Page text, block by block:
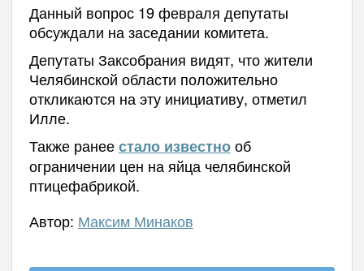
Данный вопрос 19 февраля депутаты
обсуждали на заседании комитета.
Депутаты Заксобрания видят, что жители
Челябинской области положительно
откликаются на эту инициативу, отметил
Илле.
Также ранеестало известнооб
ограничении цен на яйца челябинской
птицефабрикой.
Автор: Максим Минаков